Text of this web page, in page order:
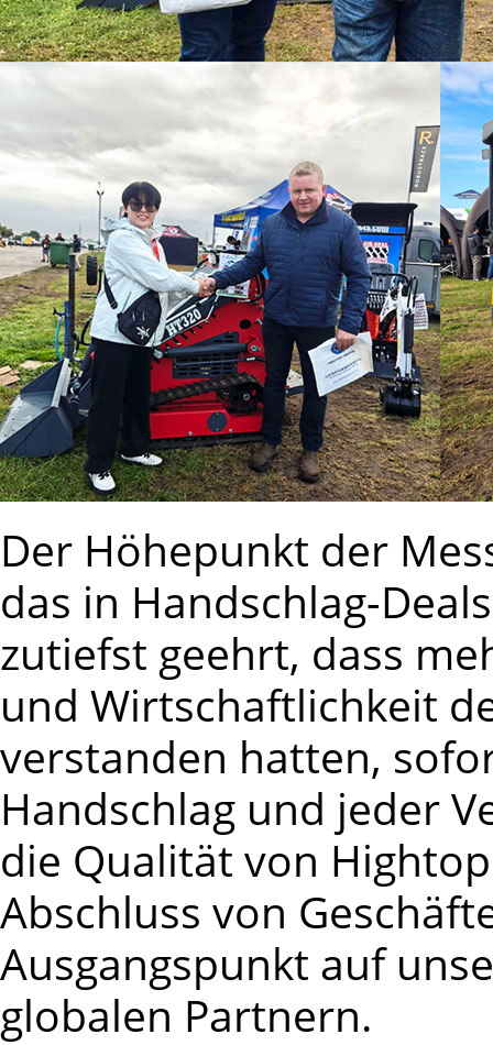
Der Höhepunkt der
das in Handschlag-
zutiefst geehrt, dass
und Wirtschaftlichkeit
verstanden hatten,
Handschlag und jeder
die Qualität von
Abschluss von
Ausgangspunkt auf
globalen Partnern.